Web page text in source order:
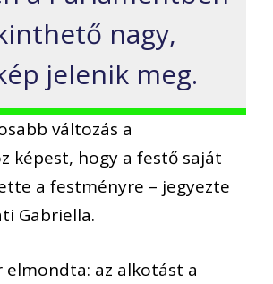
nagy,
jelenik meg.
változás a
képest, hogy a festő saját
a festményre – jegyezte
Gabriella.
elmondta: az alkotást a